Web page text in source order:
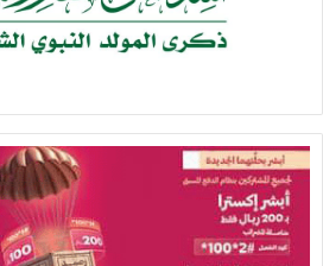
وتابع ” يجب أن يترافق مع الجهد
يٌبذل في مواجهة العدوان أيضاً جهد
السياسية “.
وأردف ” ربما كان في السابق بعض
توجه وتعمد لعرقلة عمل هذه
هنا أو هناك ولكن نحن حريصون ونحملكم